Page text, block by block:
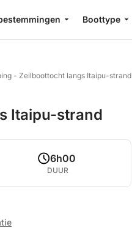
Boottype
- Zeilboottocht langs Itaipu-strand
Itaipu-strand
6h00
DUUR